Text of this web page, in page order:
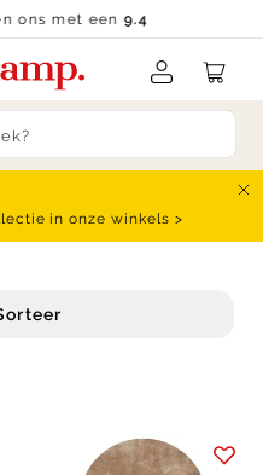
ons met een9.4
in onze winkels >